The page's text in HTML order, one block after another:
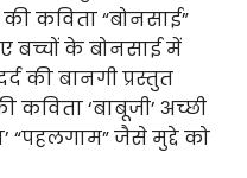
कविता “बोनसाई”
बच्चों के बोनसाई में
की बानगी प्रस्तुत
कविता ‘बाबूजी’ अच्छी
“पहलगाम” जैसे मुद्दे को